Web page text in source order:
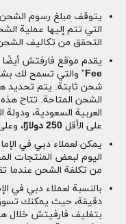
يتوقف مبلغ رسوم
التي تتم إليها عملية
التحقق من تكاليف
يقدم موقع فارفتش أيضًا
Fee” والتي تسمح لك
شحن ثابتة. يتم تحديد
الشحن المتاحة. تتاح هذه
العربية السعودية،
على الأقل
،
يمكن لعملاء دبي في
اليوم لبعض المنتجات
من تكلفة الشحن عندما
دقيقة، حيث يمكنك تسوق
بتغليف فارفيتش خلال